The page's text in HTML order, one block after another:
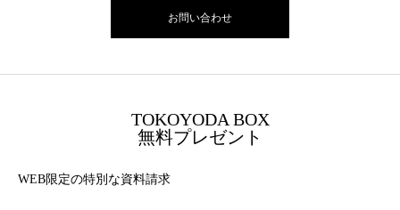
お問い合わせ
TOKOYODA BOX
無料プレゼント
WEB限定の特別な資料請求